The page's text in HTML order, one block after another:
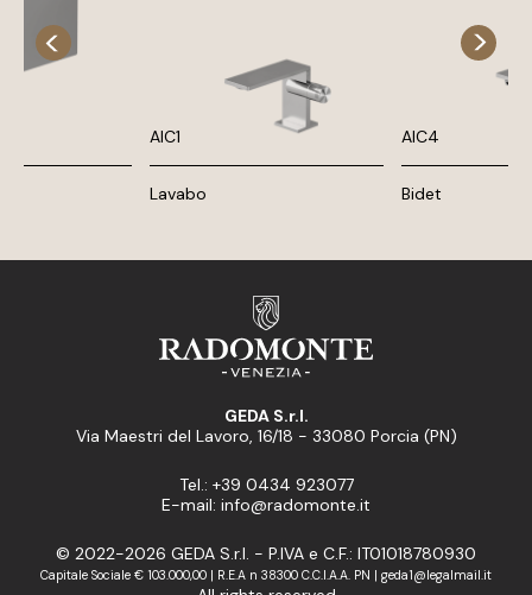
AIC1
Lavabo
AIC4
Bidet
GEDA S.r.l.
Via Maestri del Lavoro, 16/18 - 33080 Porcia (PN)
Tel.: +39 0434 923077
E-mail: info@radomonte.it
© 2022-2026 GEDA S.r.l. - P.IVA e C.F.: IT01018780930
Capitale Sociale € 103.000,00 | R.E.A n 38300 C.C.I.A.A. PN | geda1@legalmail.it